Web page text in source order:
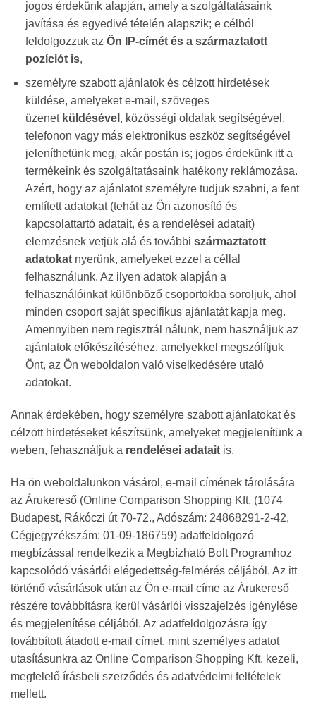
jogos érdekünk alapján, amely a szolgáltatásaink
javítása és egyedivé tételén alapszik; e célból
feldolgozzuk az Ön IP-címét és a származtatott
pozíciót is,
személyre szabott ajánlatok és célzott hirdetések
küldése, amelyeket e-mail, szöveges
üzenet küldésével , közösségi oldalak segítségével,
telefonon vagy más elektronikus eszköz segítségével
jeleníthetünk meg, akár postán is; jogos érdekünk itt a
termékeink és szolgáltatásaink hatékony reklámozása.
Azért, hogy az ajánlatot személyre tudjuk szabni, a fent
említett adatokat (tehát az Ön azonosító és
kapcsolattartó adatait, és a rendelései adatait)
elemzésnek vetjük alá és további származtatott
adatokatnyerünk, amelyeket ezzel a céllal
felhasználunk. Az ilyen adatok alapján a
felhasználóinkat különböző csoportokba soroljuk, ahol
minden csoport saját specifikus ajánlatát kapja meg.
Amennyiben nem regisztrál nálunk, nem használjuk az
ajánlatok előkészítéséhez, amelyekkel megszólítjuk
Önt, az Ön weboldalon való viselkedésére utaló
adatokat.
Annak érdekében, hogy személyre szabott ajánlatokat és
célzott hirdetéseket készítsünk, amelyeket megjelenítünk a
weben, fehasználjuk a rendelései adatait is.
Ha ön weboldalunkon vásárol, e-mail címének tárolására
az Árukereső (Online Comparison Shopping Kft. (1074
Budapest, Rákóczi út 70-72., Adószám: 24868291-2-42,
Cégjegyzékszám: 01-09-186759) adatfeldolgozó
megbízással rendelkezik a Megbízható Bolt Programhoz
kapcsolódó vásárlói elégedettség-felmérés céljából. Az itt
történő vásárlások után az Ön e-mail címe az Árukereső
részére továbbításra kerül vásárlói visszajelzés igénylése
és megjelenítése céljából. Az adatfeldolgozásra így
továbbított átadott e-mail címet, mint személyes adatot
utasításunkra az Online Comparison Shopping Kft. kezeli,
megfelelő írásbeli szerződés és adatvédelmi feltételek
mellett.